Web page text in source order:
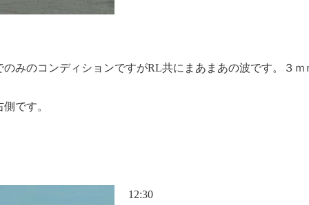
みのコンディションですがRL共にまあまあの波です。３
です。
12:30